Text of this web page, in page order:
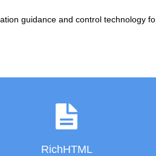
guidance and control technology
RichHTML